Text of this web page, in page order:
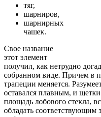
тяг,
шарниров,
шарнирных
чашек.
Свое название
этот элемент
получил, как нетрудно
собранном виде. Причем в
трапеции меняется.
оставался плавным, и
площадь лобового стекла,
обладать соответствующим